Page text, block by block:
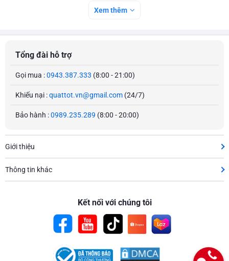
Xem thêm
Tổng đài hỗ trợ
Gọi mua :0943.387.333 (8:00 - 21:00)
Khiếu nại :quattot.vn@gmail.com (24/7)
Bảo hành :0989.235.289 (8:00 - 20:00)
Giới thiệu
Thông tin khác
Kết nối với chúng tôi